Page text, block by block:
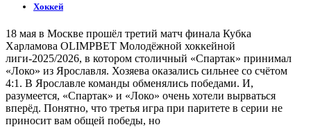
Хоккей
18 мая в Москве прошёл третий матч финала Кубка
Харламова OLIMPBET Молодёжной хоккейной
лиги-2025/2026, в котором столичный «Спартак» принимал
«Локо» из Ярославля. Хозяева оказались сильнее со счётом
4:1. В Ярославле команды обменялись победами. И,
разумеется, «Спартак» и «Локо» очень хотели вырваться
вперёд. Понятно, что третья игра при паритете в серии не
приносит вам общей победы, но